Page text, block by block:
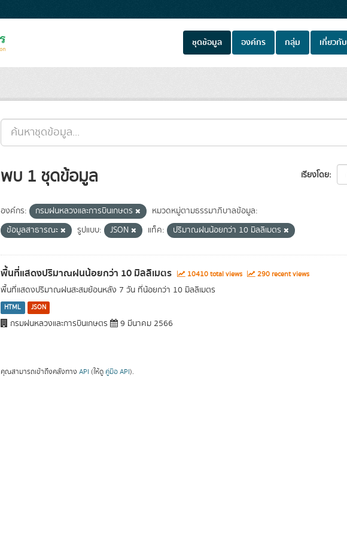
ชุดข้อมูล องค์กร กลุ่ม เกี่ยวกับ
เรียงโดย
พบ 1 ชุดข้อมูล
องค์กร: กรมฝนหลวงและการบินเกษตร
หมวดหมู่ตามธรรมาภิบาลข้อมูล:
ข้อมูลสาธารณะ
รูปแบบ: JSON แท็ค: ปริมาณฝนน้อยกว่า 10 มิลลิเมตร
พื้นที่แสดงปริมาณฝนน้อยกว่า 10 มิลลิเมตร 10410 total views 290 recent views
พื้นที่แสดงปริมาณฝนสะสมย้อนหลัง 7 วัน ที่น้อยกว่า 10 มิลลิเมตร
HTML JSON
กรมฝนหลวงและการบินเกษตร 9 มีนาคม 2566
คุณสามารถเข้าถึงคลังทาง API (ให้ดู คู่มือ API).